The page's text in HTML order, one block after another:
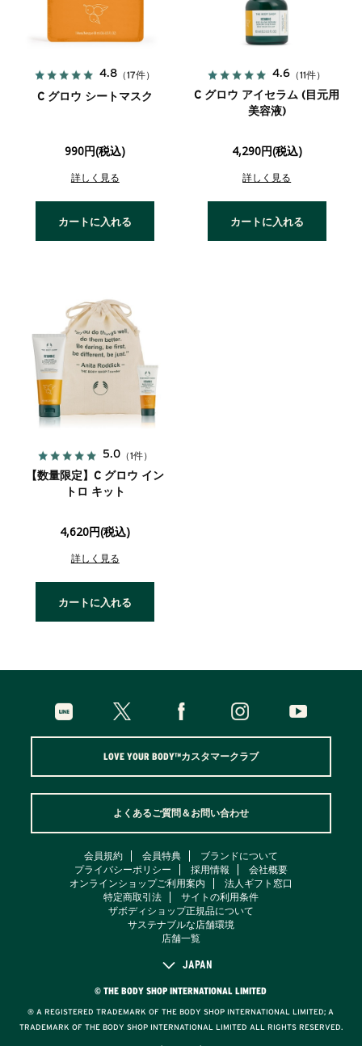
4.8 （17件）
C グロウ シートマスク
990円(税込)
詳しく見る
カートに入れる
4.6 （11件）
C グロウ アイセラム (目元用
美容液)
4,290円(税込)
詳しく見る
カートに入れる
5.0（1件）
【数量限定】C グロウ イン
トロ キット
4,620円(税込)
詳しく見る
カートに入れる
LOVE YOUR BODY™カスタマークラブ
よくあるご質問＆お問い合わせ
会員規約 会員特典
ブランドについて
プライバシーポリシー
採用情報
会社概要
オンラインショップご利用案内
法人ギフト窓口
特定商取引法
サイトの利用条件
ザボディショップ正規品について
サステナブルな店舗環境
店舗一覧
JAPAN
© THE BODY SHOP INTERNATIONAL LIMITED
® A REGISTERED TRADEMARK OF THE BODY SHOP INTERNATIONAL LIMITED; A
TRADEMARK OF THE BODY SHOP INTERNATIONAL LIMITED ALL RIGHTS RESERVED.